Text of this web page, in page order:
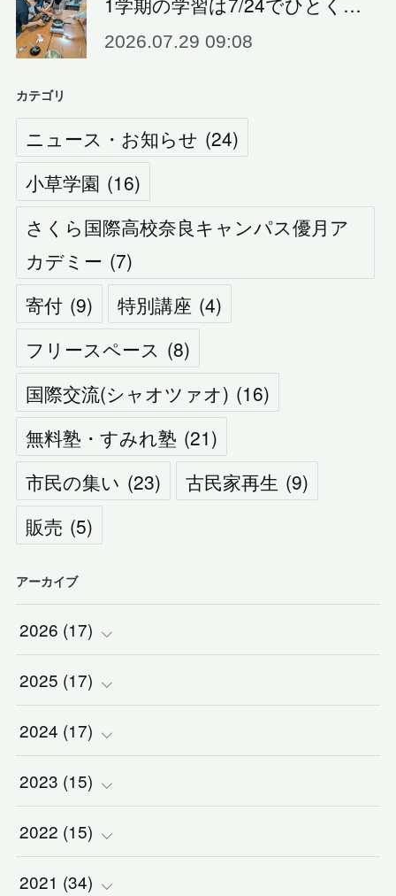
2026.07.29 09:08
カテゴリ
ニュース・お知らせ (24)
小草学園 (16)
さくら国際高校奈良キャンパス優月ア
カデミー (7)
寄付 (9) 特別講座 (4)
フリースペース (8)
国際交流(シャオツァオ) (16)
無料塾・すみれ塾 (21)
市民の集い (23) 古民家再生 (9)
販売 (5)
アーカイブ
2026 (17)
(2)
(1)
(1)
(3)
(3)
2025 (17)
(2)
(1)
(1)
(2)
2024 (17)
(2)
(5)
(1)
2023 (15)
(3)
(1)
2022 (15)
(2)
2021 (34)